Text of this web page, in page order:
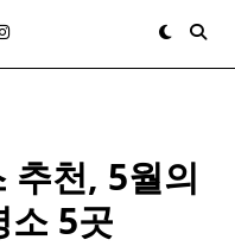
추천, 5월의
소 5곳